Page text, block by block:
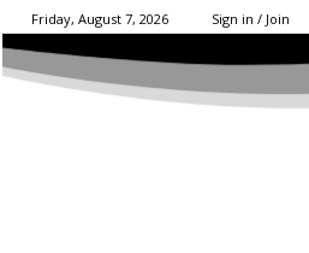
Friday, August 7, 2026 Sign in / Join